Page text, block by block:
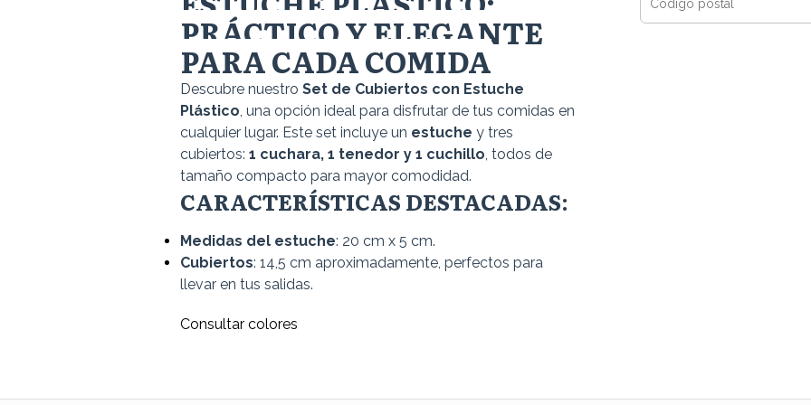
PRÁCTICO Y ELEGANTE
PARA CADA COMIDA
Descubre nuestro Set de Cubiertos con Estuche
Plástico , una opción ideal para disfrutar de tus comidas en
cualquier lugar. Este set incluye un estuche y tres
cubiertos: 1 cuchara, 1 tenedor y 1 cuchillo , todos de
tamaño compacto para mayor comodidad.
CARACTERÍSTICAS DESTACADAS:
Medidas del estuche: 20 cm x 5 cm.
Cubiertos: 14,5 cm aproximadamente, perfectos para
llevar en tus salidas.
Consultar colores